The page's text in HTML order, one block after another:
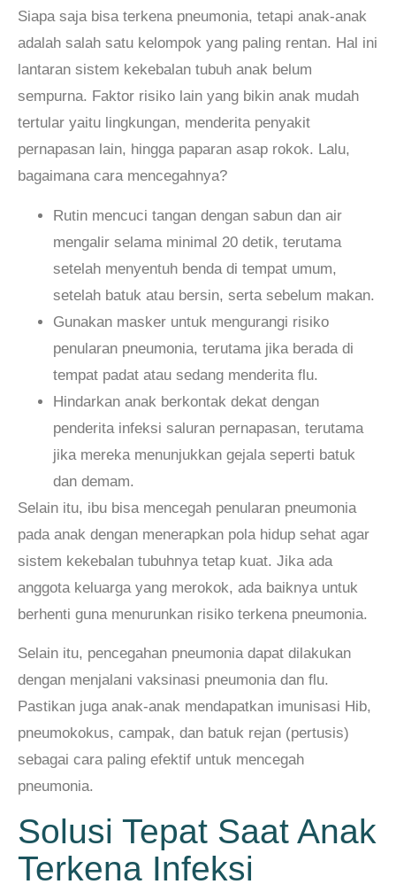
Siapa saja bisa terkena pneumonia, tetapi anak-anak
adalah salah satu kelompok yang paling rentan. Hal ini
lantaran sistem kekebalan tubuh anak belum
sempurna. Faktor risiko lain yang bikin anak mudah
tertular yaitu lingkungan, menderita penyakit
pernapasan lain, hingga paparan asap rokok. Lalu,
bagaimana cara mencegahnya?
Rutin mencuci tangan dengan sabun dan air
mengalir selama minimal 20 detik, terutama
setelah menyentuh benda di tempat umum,
setelah batuk atau bersin, serta sebelum makan.
Gunakan masker untuk mengurangi risiko
penularan pneumonia, terutama jika berada di
tempat padat atau sedang menderita flu.
Hindarkan anak berkontak dekat dengan
penderita infeksi saluran pernapasan, terutama
jika mereka menunjukkan gejala seperti batuk
dan demam.
Selain itu, ibu bisa mencegah penularan pneumonia
pada anak dengan menerapkan pola hidup sehat agar
sistem kekebalan tubuhnya tetap kuat. Jika ada
anggota keluarga yang merokok, ada baiknya untuk
berhenti guna menurunkan risiko terkena pneumonia.
Selain itu, pencegahan pneumonia dapat dilakukan
dengan menjalani vaksinasi pneumonia dan flu.
Pastikan juga anak-anak mendapatkan imunisasi Hib,
pneumokokus, campak, dan batuk rejan (pertusis)
sebagai cara paling efektif untuk mencegah
pneumonia.
Solusi Tepat Saat Anak
Terkena Infeksi